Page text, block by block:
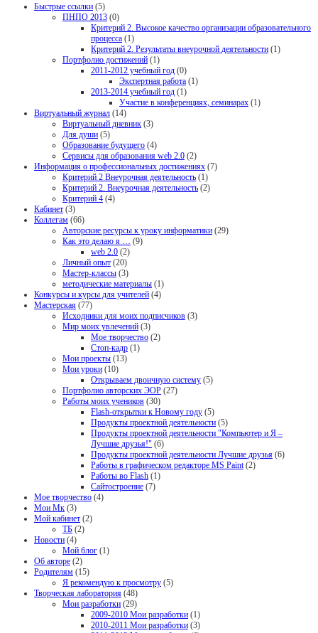
Быстрые ссылки (5)
ПНПО 2013 (0)
Критерий 2. Высокое качество организации образовательного
процесса (1)
Критерий 2. Результаты внеурочной деятельности (1)
Портфолио достижений (1)
2011-2012 учебный год (0)
Экспертная работа (1)
2013-2014 учебный год (1)
Участие в конференциях, семинарах (1)
Виртуальный журнал (14)
Виртуальный дневник (3)
Для души (5)
Образование будущего (4)
Сервисы для образования web 2.0 (2)
Информация о профессиональных достижениях (7)
Критерий 2 Внеурочная деятельность (1)
Критерий 2. Внеурочная деятельность (2)
Критерий 4 (4)
Кабинет (3)
Коллегам (66)
Авторские ресурсы к уроку информатики (29)
Как это делаю я …
(9)
web 2.0 (2)
Личный опыт (20)
Мастер-классы (3)
методические материалы (1)
Конкурсы и курсы для учителей (4)
Мастерская (77)
Исходники для моих подписчиков (3)
Мир моих увлечений (3)
Мое творчество (2)
Стоп-кадр (1)
Мои проекты (13)
Мои уроки (10)
Открываем двоичную систему (5)
Портфолио авторских ЭОР (27)
Работы моих учеников (30)
Flash-открытки к Новому году (5)
Продукты проектной деятельности (5)
Продукты проектной деятельности "Компьютер и Я –
Лучшие друзья!" (6)
Продукты проектной деятельности Лучшие друзья (6)
Работы в графическом редакторе MS Paint (2)
Работы во Flash (1)
Сайтостроение (7)
Мое творчество (4)
Мои Мк (3)
Мой кабинет (2)
ТБ (2)
Новости (4)
Мой блог (1)
Об авторе (2)
Родителям (15)
Я рекомендую к просмотру (5)
Творческая лаборатория (48)
Мои разработки (29)
2009-2010 Мои разработки (1)
2010-2011 Мои разработки (3)